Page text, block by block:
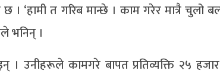
। ‘हामी त गरिब मान्छे । काम गरेर मात्रै चुलो
भनिन् ।
उनीहरूले कामगरे बापत प्रतिव्यक्ति २५